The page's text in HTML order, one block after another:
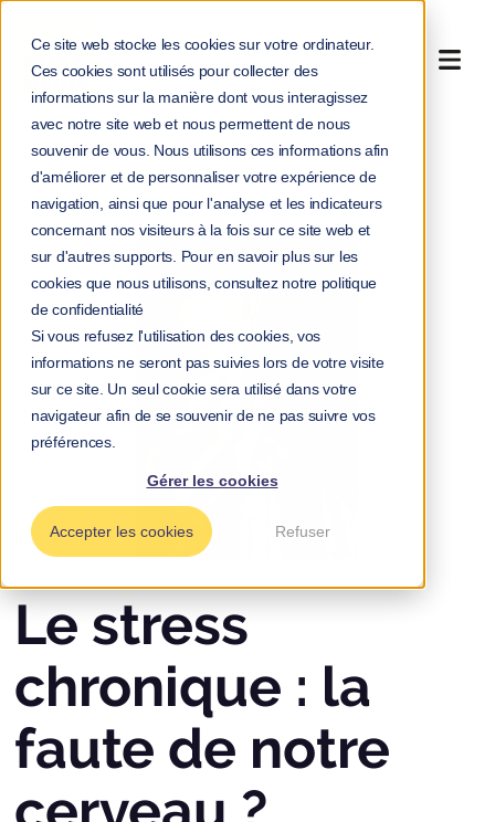
Ce site web stocke les cookies sur votre ordinateur.
Ces cookies sont utilisés pour collecter des
informations sur la manière dont vous interagissez
avec notre site web et nous permettent de nous
souvenir de vous. Nous utilisons ces informations afin
d'améliorer et de personnaliser votre expérience de
navigation, ainsi que pour l'analyse et les indicateurs
concernant nos visiteurs à la fois sur ce site web et
sur d'autres supports. Pour en savoir plus sur les
cookies que nous utilisons, consultez notre politique
de confidentialité
Si vous refusez l'utilisation des cookies, vos
informations ne seront pas suivies lors de votre visite
sur ce site. Un seul cookie sera utilisé dans votre
navigateur afin de se souvenir de ne pas suivre vos
préférences.
Gérer les cookies
Accepter les cookies Refuser
Accueil > Blog >
Le stress
chronique : la
faute de notre